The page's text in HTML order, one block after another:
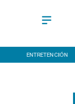
DEPORTES